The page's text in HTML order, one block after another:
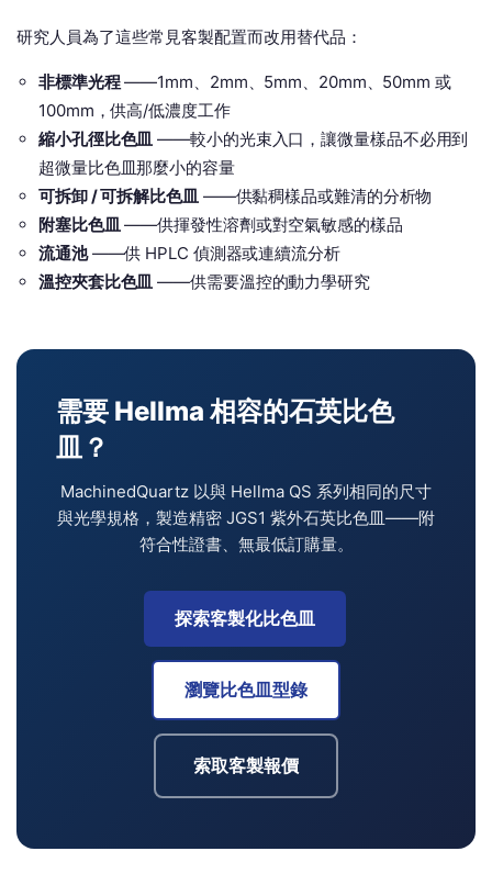
研究人員為了這些常見客製配置而改用替代品：
非標準光程——1mm、2mm、5mm、20mm、50mm 或
100mm，供高/低濃度工作
縮小孔徑比色皿 ——較小的光束入口，讓微量樣品不必用到
超微量比色皿那麼小的容量
可拆卸 / 可拆解比色皿——供黏稠樣品或難清的分析物
附塞比色皿——供揮發性溶劑或對空氣敏感的樣品
流通池——供 HPLC 偵測器或連續流分析
溫控夾套比色皿 ——供需要溫控的動力學研究
需要 Hellma 相容的石英比色
皿？
MachinedQuartz 以與 Hellma QS 系列相同的尺寸
與光學規格，製造精密 JGS1 紫外石英比色皿——附
符合性證書、無最低訂購量。
探索客製化比色皿
瀏覽比色皿型錄
索取客製報價